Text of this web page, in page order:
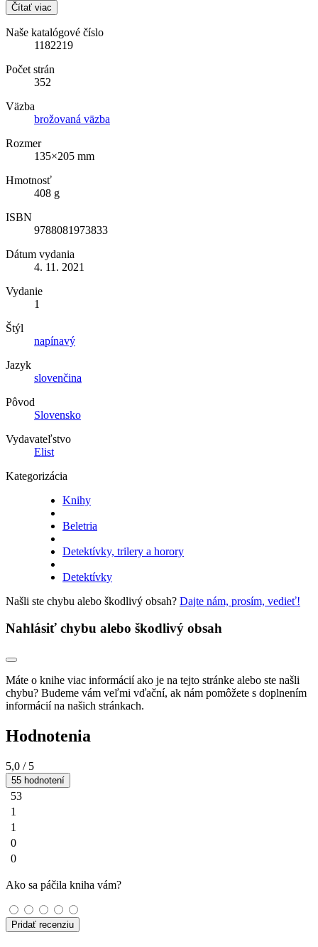
Čítať viac
Naše katalógové číslo
1182219
Počet strán
352
Väzba
brožovaná väzba
Rozmer
135×205 mm
Hmotnosť
408 g
ISBN
9788081973833
Dátum vydania
4. 11. 2021
Vydanie
1
Štýl
napínavý
Jazyk
slovenčina
Pôvod
Slovensko
Vydavateľstvo
Elist
Kategorizácia
Knihy
Beletria
Detektívky, trilery a horory
Detektívky
Našli ste chybu alebo škodlivý obsah? Dajte nám, prosím, vedieť!
Nahlásiť chybu alebo škodlivý obsah
Máte o knihe viac informácií ako je na tejto stránke alebo ste našli
chybu? Budeme vám veľmi vďační, ak nám pomôžete s doplnením
informácií na našich stránkach.
Hodnotenia
5,0 / 5
55 hodnotení
53
1
1
0
0
Ako sa páčila kniha vám?
Pridať recenziu